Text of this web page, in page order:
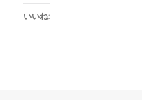
いいね: